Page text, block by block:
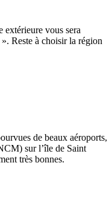
extérieure vous sera
Reste à choisir la région
de beaux aéroports,
sur l’île de Saint
très bonnes.